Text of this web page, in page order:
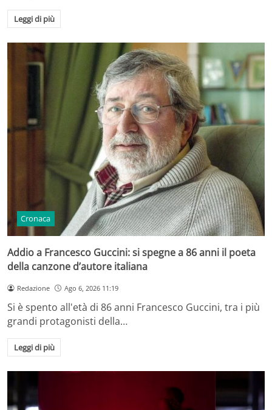
Leggi di più
Cronaca
Addio a Francesco Guccini: si spegne a 86 anni il poeta
della canzone d’autore italiana
Redazione Ago 6, 2026 11:19
Si è spento all'età di 86 anni Francesco Guccini, tra i più
grandi protagonisti della…
Leggi di più